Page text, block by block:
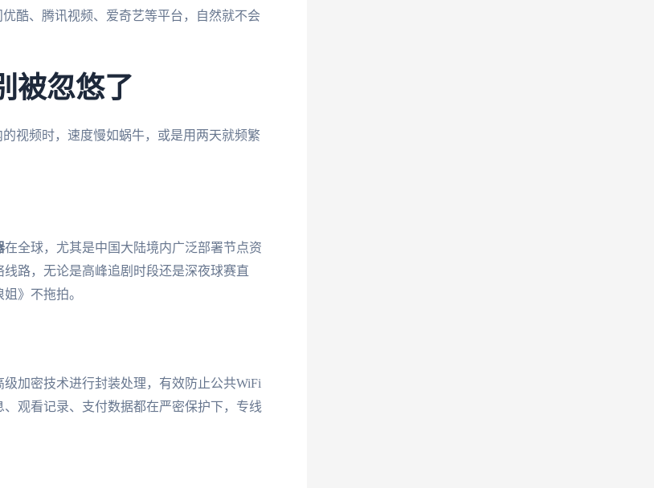
酷、腾讯视频、爱奇艺等平台，自然就不会
被忽悠了
视频时，速度慢如蜗牛，或是用两天就频繁
在全球，尤其是中国大陆境内广泛部署节点资
路，无论是高峰追剧时段还是深夜球赛直
》不拖拍。
加密技术进行封装处理，有效防止公共WiFi
观看记录、支付数据都在严密保护下，专线